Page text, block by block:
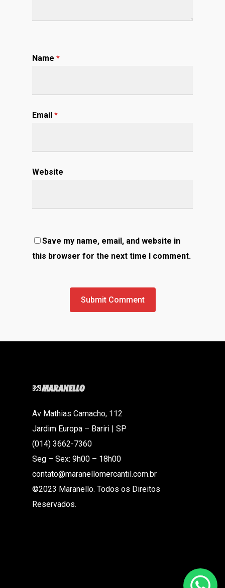
Name *
Email *
Website
Save my name, email, and website in
this browser for the next time I comment.
Av Mathias Camacho, 112
Jardim Europa – Bariri | SP
(014) 3662-7360
Seg – Sex: 9h00 – 18h00
contato@maranellomercantil.com.br
©2023 Maranello. Todos os Direitos
Reservados.